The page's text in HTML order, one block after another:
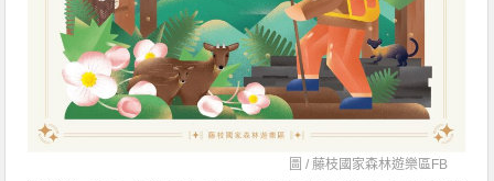
圖 / 藤枝國家森林遊樂區FB